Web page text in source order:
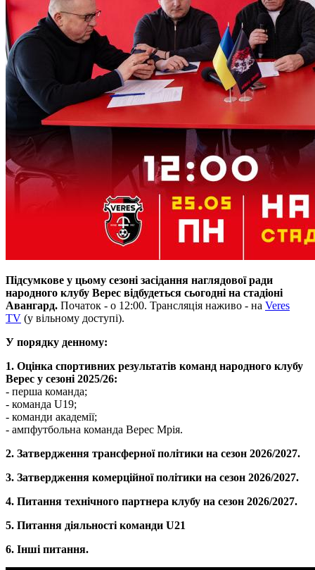
Підсумкове у цьому сезоні засідання наглядової ради
народного клубу Верес відбудеться сьогодні на стадіоні
Авангард. Початок - о 12:00. Трансляція наживо - на Veres
TV (у вільному доступі).
У порядку денному:
1. Оцінка спортивних результатів команд народного клубу
Верес у сезоні 2025/26:
- перша команда;
- команда U19;
- команди академії;
- ⁠ампфутбольна команда Верес Мрія.
2. Затвердження трансферної політики на сезон 2026/2027.
3. Затвердження комерційної політики на сезон 2026/2027.
4. Питання технічного партнера клубу на сезон 2026/2027.
5. Питання діяльності команди U21
6. Інші питання.